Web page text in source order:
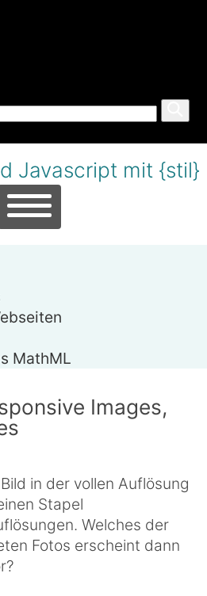
Javascript mit {stil}
MathML
Images,
in der vollen Auflösung
Stapel
Welches der
Fotos erscheint dann